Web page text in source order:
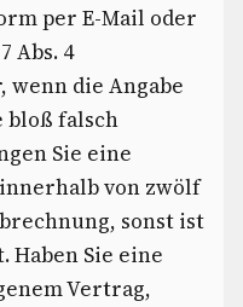
per E-Mail oder
Abs. 4
wenn die Angabe
bloß falsch
Sie eine
von zwölf
sonst ist
Haben Sie eine
Vertrag,